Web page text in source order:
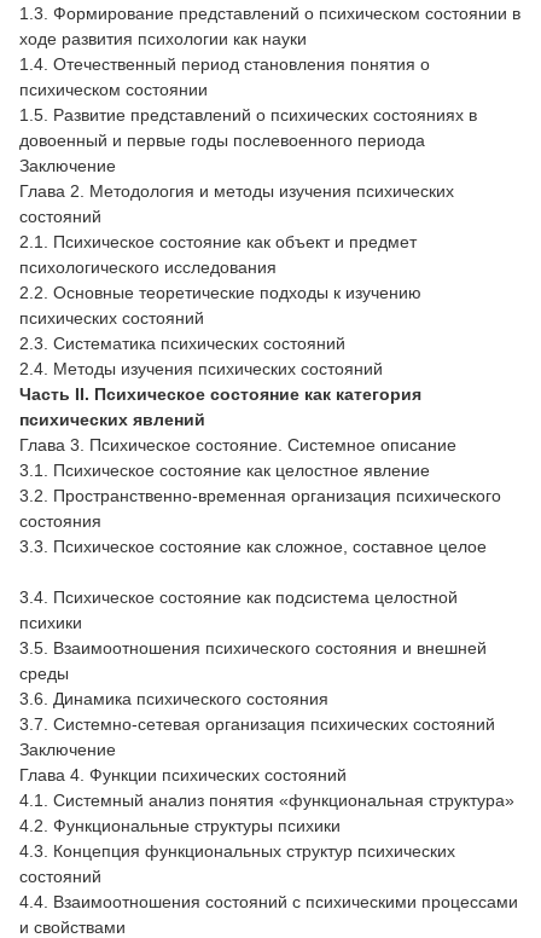
1.3. Формирование представлений о психическом состоянии в
ходе развития психологии как науки
1.4. Отечественный период становления понятия о
психическом состоянии
1.5. Развитие представлений о психических состояниях в
довоенный и первые годы послевоенного периода
Заключение
Глава 2. Методология и методы изучения психических
состояний
2.1. Психическое состояние как объект и предмет
психологического исследования
2.2. Основные теоретические подходы к изучению
психических состояний
2.3. Систематика психических состояний
2.4. Методы изучения психических состояний
Часть II. Психическое состояние как категория
психических явлений
Глава 3. Психическое состояние. Системное описание
3.1. Психическое состояние как целостное явление
3.2. Пространственно-временная организация психического
состояния
3.3. Психическое состояние как сложное, составное целое
3.4. Психическое состояние как подсистема целостной
психики
3.5. Взаимоотношения психического состояния и внешней
среды
3.6. Динамика психического состояния
3.7. Системно-сетевая организация психических состояний
Заключение
Глава 4. Функции психических состояний
4.1. Системный анализ понятия «функциональная структура»
4.2. Функциональные структуры психики
4.3. Концепция функциональных структур психических
состояний
4.4. Взаимоотношения состояний с психическими процессами
и свойствами